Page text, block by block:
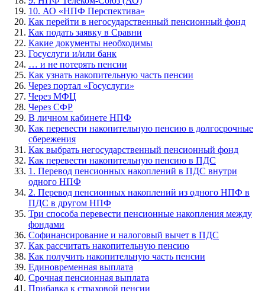
10. АО «НПФ Перспектива»
Как перейти в негосударственный пенсионный фонд
Как подать заявку в Сравни
Какие документы необходимы
Госуслуги и/или банк
… и не потерять пенсии
Как узнать накопительную часть пенсии
Через портал «Госуслуги»
Через МФЦ
Через СФР
В личном кабинете НПФ
Как перевести накопительную пенсию в долгосрочные
сбережения
Как выбрать негосударственный пенсионный фонд
Как перевести накопительную пенсию в ПДС
1. Перевод пенсионных накоплений в ПДС внутри
одного НПФ
2. Перевод пенсионных накоплений из одного НПФ в
ПДС в другом НПФ
Три способа перевести пенсионные накопления между
фондами
Софинансирование и налоговый вычет в ПДС
Как рассчитать накопительную пенсию
Как получить накопительную часть пенсии
Единовременная выплата
Срочная пенсионная выплата
Прибавка к страховой пенсии